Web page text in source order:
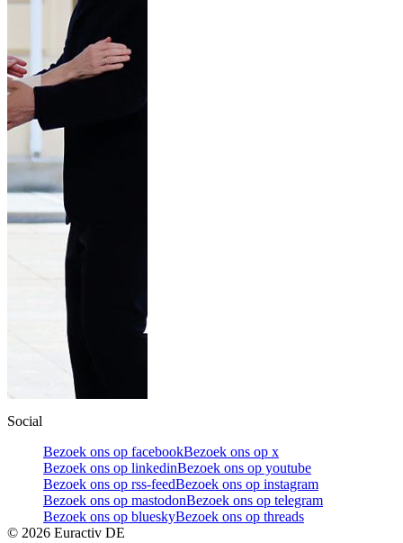
Social
Bezoek ons op facebookBezoek ons op x
Bezoek ons op linkedinBezoek ons op youtube
Bezoek ons op rss-feedBezoek ons op instagram
Bezoek ons op mastodonBezoek ons op telegram
Bezoek ons op blueskyBezoek ons op threads
© 2026 Euractiv DE